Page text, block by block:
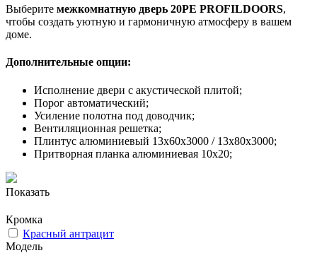
Выберите межкомнатную дверь 20PE PROFILDOORS,
чтобы создать уютную и гармоничную атмосферу в вашем
доме.
Дополнительные опции:
Исполнение двери с акустической плитой;
Порог автоматический;
Усиление полотна под доводчик;
Вентиляционная решетка;
Плинтус алюминиевый 13х60х3000 / 13х80х3000;
Притворная планка алюминиевая 10x20;
Показать
Кромка
Красный антрацит
Модель